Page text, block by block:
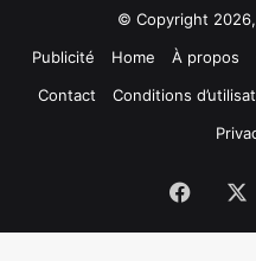
© Copyright
Publicité
Home À propos
Contact
Conditions